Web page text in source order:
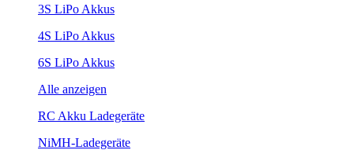
3S LiPo Akkus
4S LiPo Akkus
6S LiPo Akkus
Alle anzeigen
RC Akku Ladegeräte
NiMH-Ladegeräte